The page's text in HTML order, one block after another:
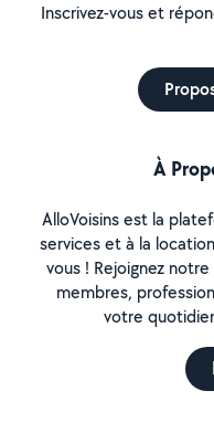
Inscrivez-vous et
À
AlloVoisins est la
services et à la
vous ! Rejoignez
membres,
votre